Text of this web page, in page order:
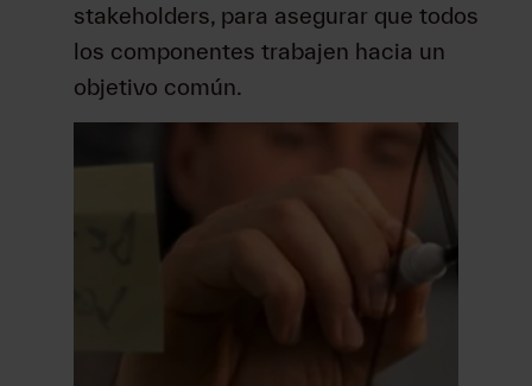
stakeholders, para asegurar que todos
los componentes trabajen hacia un
objetivo común.